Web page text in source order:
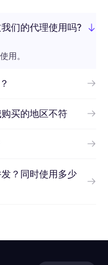
们的代理使用吗?
用。
买的地区不符
？同时使用多少